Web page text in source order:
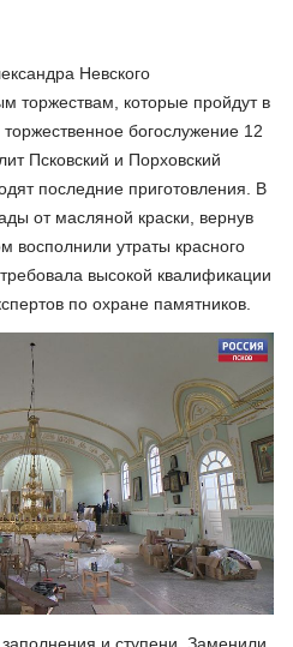
Невского
торжествам, которые пройдут в
богослужение 12
Псковский и Порховский
последние приготовления. В
от масляной краски, вернув
восполнили утраты красного
высокой квалификации
по охране памятников.
и ступени. Заменили